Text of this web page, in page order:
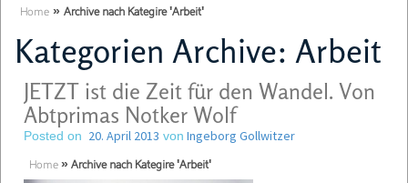
Home » Archive nach Kategire 'Arbeit'
Kategorien Archive: Arbeit
JETZT ist die Zeit für den Wandel. Von
Abtprimas Notker Wolf
Posted on 20. April 2013 von Ingeborg Gollwitzer
Home » Archive nach Kategire 'Arbeit'